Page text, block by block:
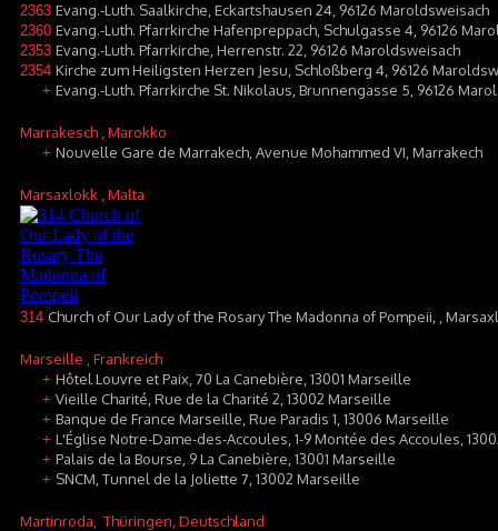
2363 Evang.-Luth. Saalkirche, Eckartshausen 24, 96126 Maroldsweisach
2360 Evang.-Luth. Pfarrkirche Hafenpreppach, Schulgasse 4, 96126
2353 Evang.-Luth. Pfarrkirche, Herrenstr. 22, 96126 Maroldsweisach
2354 Kirche zum Heiligsten Herzen Jesu, Schloßberg 4, 96126
+ Evang.-Luth. Pfarrkirche St. Nikolaus, Brunnengasse 5, 96126
Marrakesch , Marokko
+ Nouvelle Gare de Marrakech, Avenue Mohammed VI, Marrakech
Marsaxlokk , Malta
314 Church of Our Lady of the Rosary The Madonna of Pompeii, ,
Marseille , Frankreich
+ Hôtel Louvre et Paix, 70 La Canebière, 13001 Marseille
+ Vieille Charité, Rue de la Charité 2, 13002 Marseille
+ Banque de France Marseille, Rue Paradis 1, 13006 Marseille
+ L'Église Notre-Dame-des-Accoules, 1-9 Montée des Accoules,
+ Palais de la Bourse, 9 La Canebière, 13001 Marseille
+ SNCM, Tunnel de la Joliette 7, 13002 Marseille
Martinroda , Thüringen, Deutschland